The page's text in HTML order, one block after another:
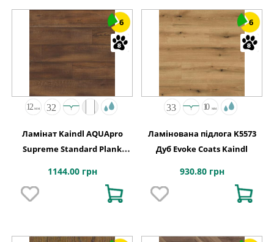
6
Ламінат Kaindl AQUApro
Supreme Standard Plank
1144.00 грн
6
Ламінована підлога K5573
Дуб Evoke Coats Kaindl
930.80 грн